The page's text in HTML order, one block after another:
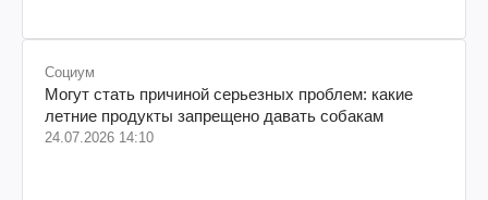
Социум
Могут стать причиной серьезных проблем: какие
летние продукты запрещено давать собакам
24.07.2026 14:10